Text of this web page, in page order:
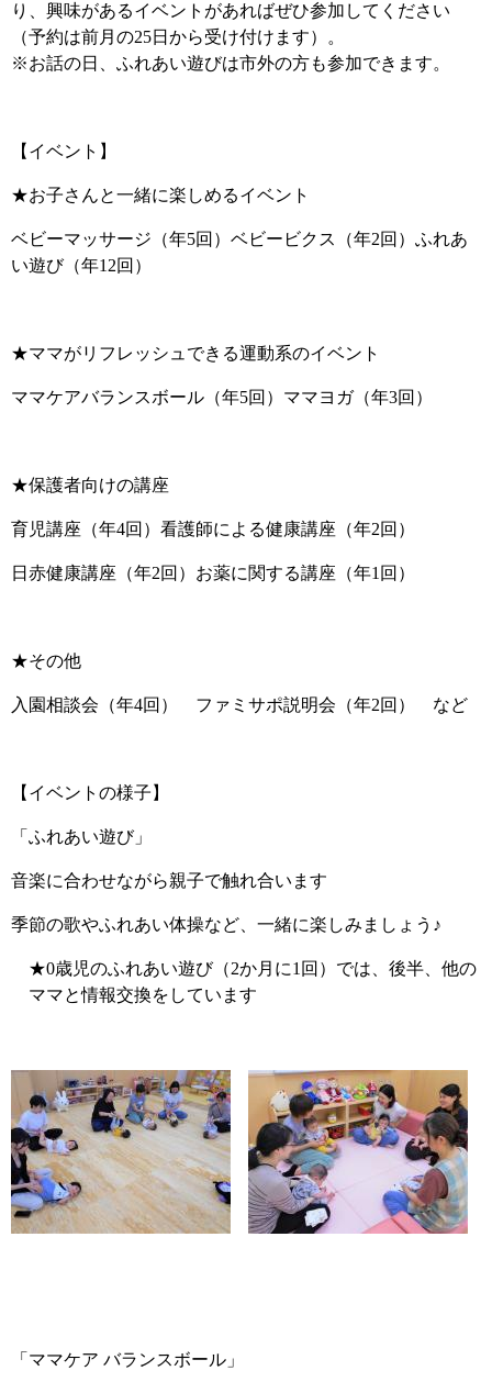
り、興味があるイベントがあればぜひ参加してください
（予約は前月の25日から受け付けます）。
※お話の日、ふれあい遊びは市外の方も参加できます。
【イベント】
★お子さんと一緒に楽しめるイベント
ベビーマッサージ（年5回）ベビービクス（年2回）ふれあ
い遊び（年12回）
★ママがリフレッシュできる運動系のイベント
ママケアバランスボール（年5回）ママヨガ（年3回）
★保護者向けの講座
育児講座（年4回）看護師による健康講座（年2回）
日赤健康講座（年2回）お薬に関する講座（年1回）
★その他
入園相談会（年4回） ファミサポ説明会（年2回） など
【イベントの様子】
「ふれあい遊び」
音楽に合わせながら親子で触れ合います
季節の歌やふれあい体操など、一緒に楽しみましょう♪
★0歳児のふれあい遊び（2か月に1回）では、後半、他の
ママと情報交換をしています
「ママケア バランスボール」